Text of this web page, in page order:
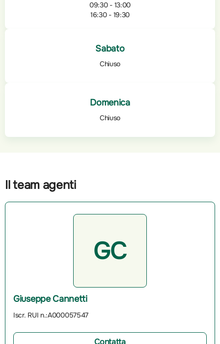
09:30 - 13:00
16:30 - 19:30
Sabato
Chiuso
Domenica
Chiuso
Il team agenti
GC
Giuseppe Cannetti
Iscr. RUI n.:A000057547
Contatta